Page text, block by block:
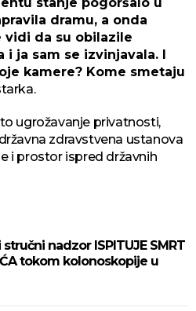
dramu, a onda
vidi da su obilazile
i ja sam se izvinjavala. I
kamere? Kome smetaju
ugrožavanje privatnosti,
zdravstvena ustanova
i prostor ispred državnih
nadzor ISPITUJE SMRT
tokom kolonoskopije u